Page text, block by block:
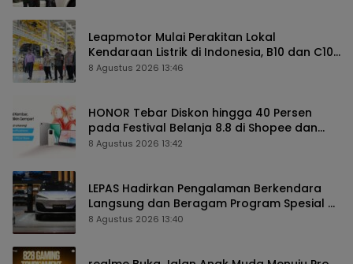
Leapmotor Mulai Perakitan Lokal
Kendaraan Listrik di Indonesia, B10 dan C10
Jadi Model Perdana
8 Agustus 2026 13:46
HONOR Tebar Diskon hingga 40 Persen
pada Festival Belanja 8.8 di Shopee dan
TikTok Shop
8 Agustus 2026 13:42
LEPAS Hadirkan Pengalaman Berkendara
Langsung dan Beragam Program Spesial di
GIIAS 2026
8 Agustus 2026 13:40